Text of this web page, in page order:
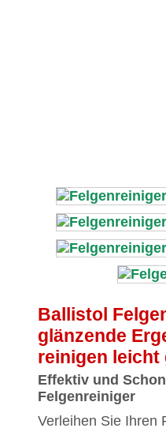
Ballistol
glänzende
reinigen leicht
Effektiv und
Felgenreiniger
Verleihen Sie Ihren